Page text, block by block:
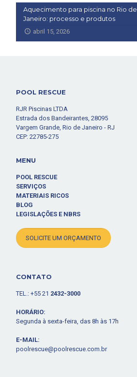
Aquecimento para piscina no Rio de
Janeiro: processo e produtos
abril 15, 2026
POOL RESCUE
RJR Piscinas LTDA
Estrada dos Bandeirantes, 28095
Vargem Grande, Rio de Janeiro - RJ
CEP: 22785-275
MENU
POOL RESCUE
SERVIÇOS
MATERIAIS RICOS
BLOG
LEGISLAÇÕES E NBRS
SOLICITE UM ORÇAMENTO
CONTATO
TEL.: +55 21 2432-3000
HORÁRIO:
Segunda à sexta-feira, das 8h às 17h
E-MAIL:
poolrescue@poolrescue.com.br